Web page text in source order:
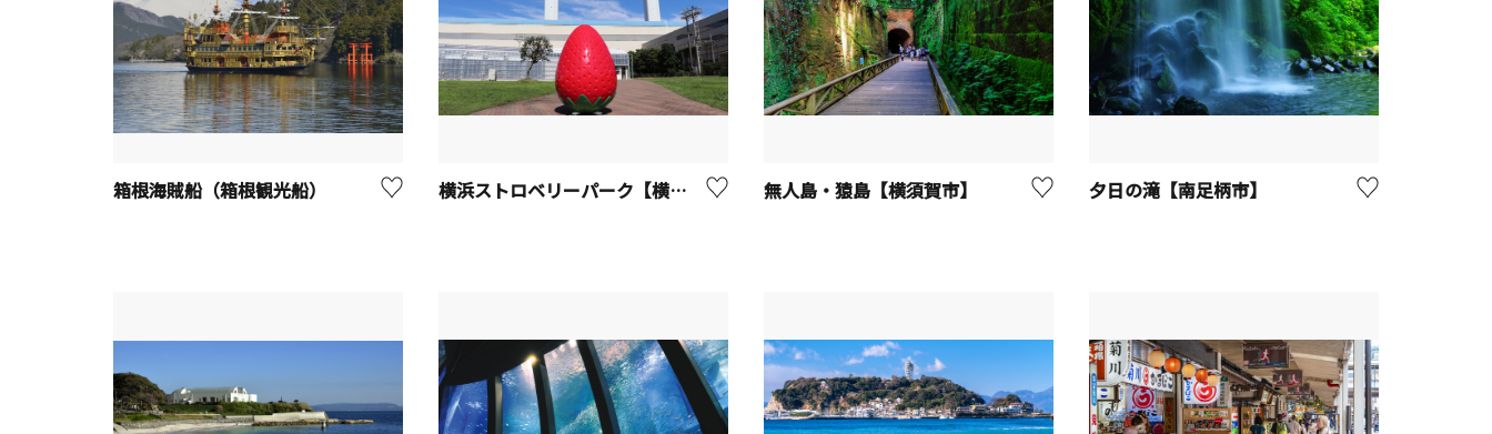
箱根海賊船（箱根観光船） 横浜ストロベリーパーク【横浜市鶴見区】 無人島・猿島【横須賀市】 夕日の滝【南足柄市】